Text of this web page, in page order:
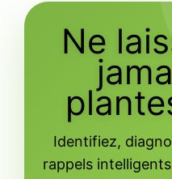
Ne
Identifiez,
rappels